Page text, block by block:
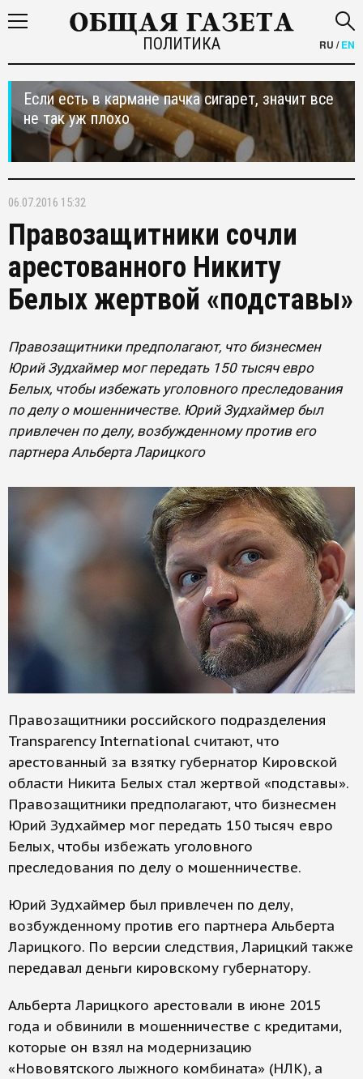
ПОЛИТИКА RU /EN
Если есть в кармане пачка сигарет, значит все
не так уж плохо
06.07.2016 15:32
Правозащитники сочли
арестованного Никиту
Белых жертвой «подставы»
Правозащитники предполагают, что бизнесмен
Юрий Зудхаймер мог передать 150 тысяч евро
Белых, чтобы избежать уголовного преследования
по делу о мошенничестве. Юрий Зудхаймер был
привлечен по делу, возбужденному против его
партнера Альберта Ларицкого
Правозащитники российского подразделения
Transparency International считают, что
арестованный за взятку губернатор Кировской
области Никита Белых стал жертвой «подставы».
Правозащитники предполагают, что бизнесмен
Юрий Зудхаймер мог передать 150 тысяч евро
Белых, чтобы избежать уголовного
преследования по делу о мошенничестве.
Юрий Зудхаймер был привлечен по делу,
возбужденному против его партнера Альберта
Ларицкого. По версии следствия, Ларицкий также
передавал деньги кировскому губернатору.
Альберта Ларицкого арестовали в июне 2015
года и обвинили в мошенничестве с кредитами,
которые он взял на модернизацию
«Нововятского лыжного комбината» (НЛК), а